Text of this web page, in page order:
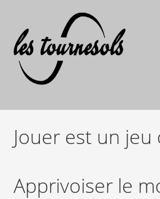
Jouer est un jeu
Apprivoiser le